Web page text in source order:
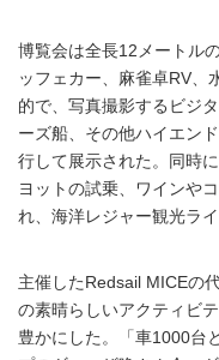
博覧会は全長12メートル
ッフェカー、麻雀卓RV、
的で、写真撮影するビジ
ーズ船、その他ハイエン
行して展示された。同時
ヨットの試乗、ワインや
れ、海洋レジャー観光ラ
主催したRedsail MICEの
の素晴らしいアクティビ
豊かにした。「車1000台